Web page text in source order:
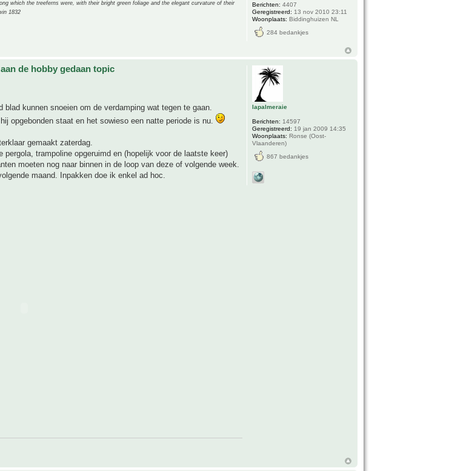
which the treeferns were, with their bright green foliage and the elegant curvature of their
1832
Berichten: 4407
Geregistreerd: 13 nov 2010 23:11
Woonplaats: Biddinghuizen NL
284 bedankjes
de hobby gedaan topic
kunnen snoeien om de verdamping wat tegen te gaan.
opgebonden staat en het sowieso een natte periode is nu.
gemaakt zaterdag.
pergola, trampoline opgeruimd en (hopelijk voor de laatste keer)
moeten nog naar binnen in de loop van deze of volgende week.
maand. Inpakken doe ik enkel ad hoc.
lapalmeraie
Berichten: 14597
Geregistreerd: 19 jan 2009 14:35
Woonplaats: Ronse (Oost-
Vlaanderen)
867 bedankjes